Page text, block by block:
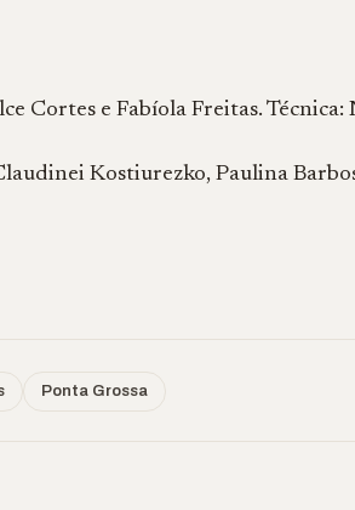
Cortes e Fabíola Freitas. Técnica:
Kostiurezko, Paulina
Ponta Grossa